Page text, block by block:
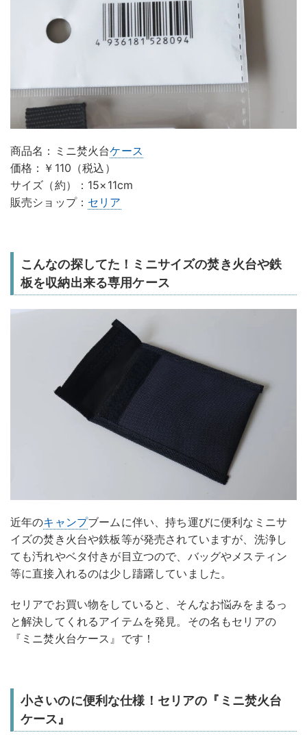
商品名：ミニ焚火台ケース
価格：￥110（税込）
サイズ（約）：15×11cm
販売ショップ： セリア
こんなの探してた！ミニサイズの焚き火台や鉄
板を収納出来る専用ケース
近年のキャンプブームに伴い、持ち運びに便利なミニサ
イズの焚き火台や鉄板等が発売されていますが、洗浄し
ても汚れやベタ付きが目立つので、バッグやメスティン
等に直接入れるのは少し躊躇していました。
セリアでお買い物をしていると、そんなお悩みをまるっ
と解決してくれるアイテムを発見。その名もセリアの
『ミニ焚火台ケース』です！
小さいのに便利な仕様！セリアの『ミニ焚火台
ケース』